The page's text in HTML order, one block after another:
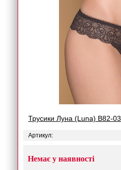
Трусики Луна (Luna) B82-03
Артикул:
Немає у наявності